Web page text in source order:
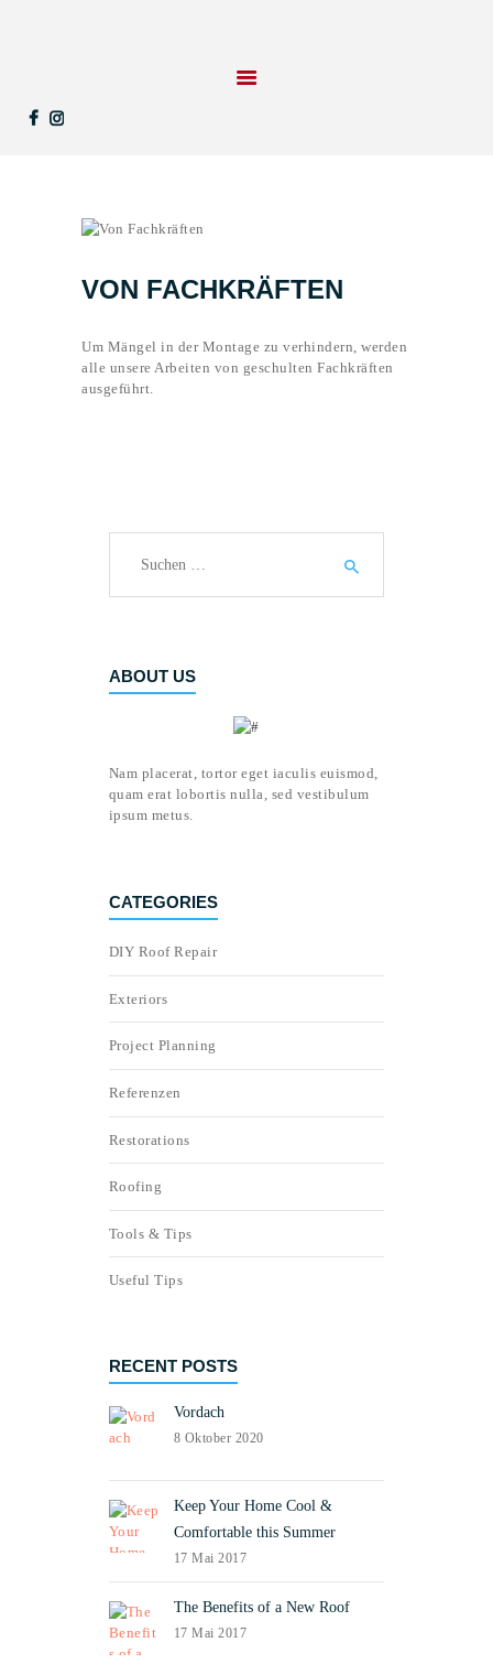
KONTAKT
VON FACHKRÄFTEN
Um Mängel in der Montage zu verhindern, werden
alle unsere Arbeiten von geschulten Fachkräften
ausgeführt.
nach:
ABOUT US
Nam placerat, tortor eget iaculis euismod,
quam erat lobortis nulla, sed vestibulum
ipsum metus.
CATEGORIES
DIY Roof Repair
Exteriors
Project Planning
Referenzen
Restorations
Roofing
Tools & Tips
Useful Tips
RECENT POSTS
Vordach
8 Oktober 2020
Keep Your Home Cool &
Comfortable this Summer
17 Mai 2017
The Benefits of a New Roof
17 Mai 2017